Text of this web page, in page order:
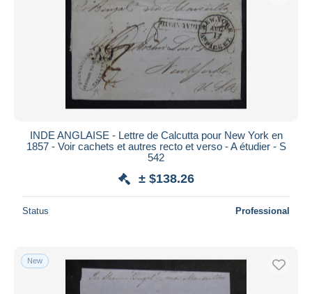
INDE ANGLAISE - Lettre de Calcutta pour New York en
1857 - Voir cachets et autres recto et verso - A étudier - S
542
± $138.26
Status Professional
New